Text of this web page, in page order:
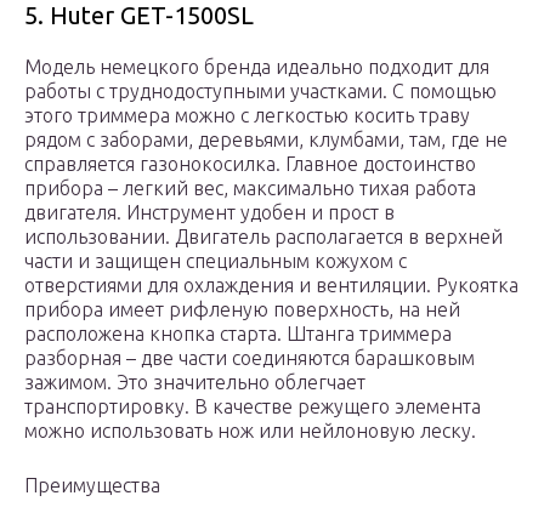
5. Huter GET-1500SL
Модель немецкого бренда идеально подходит для
работы с труднодоступными участками. С помощью
этого триммера можно с легкостью косить траву
рядом с заборами, деревьями, клумбами, там, где не
справляется газонокосилка. Главное достоинство
прибора – легкий вес, максимально тихая работа
двигателя. Инструмент удобен и прост в
использовании. Двигатель располагается в верхней
части и защищен специальным кожухом с
отверстиями для охлаждения и вентиляции. Рукоятка
прибора имеет рифленую поверхность, на ней
расположена кнопка старта. Штанга триммера
разборная – две части соединяются барашковым
зажимом. Это значительно облегчает
транспортировку. В качестве режущего элемента
можно использовать нож или нейлоновую леску.
Преимущества